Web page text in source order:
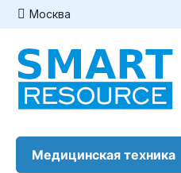
Москва
Медицинская техника